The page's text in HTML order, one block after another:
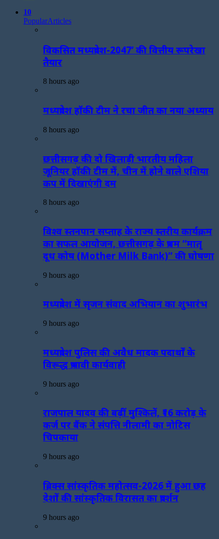
10
PopularArticles
विकसित मध्यप्रदेश-2047’ की वित्तीय रूपरेखा
तैयार
8 hours ago
मध्यप्रदेश हॉकी टीम ने रचा जीत का नया अध्याय
8 hours ago
छत्तीसगढ़ की दो खिलाड़ी भारतीय महिला
जूनियर हॉकी टीम में, चीन में होने वाले एशिया
कप में दिखाएंगी दम
8 hours ago
विश्व स्तनपान सप्ताह के राज्य स्तरीय कार्यक्रम
का सफल आयोजन, छत्तीसगढ़ के प्रथम “मातृ
दूध कोष (Mother Milk Bank)” की घोषणा
9 hours ago
मध्यप्रदेश में सृजन संवाद अभियान का शुभारंभ
9 hours ago
मध्यप्रदेश पुलिस की अवैध मादक पदार्थों के
विरूद्ध प्रभावी कार्यवाही
9 hours ago
राजपाल यादव की बढ़ीं मुश्किलें, ₹16 करोड़ के
कर्ज पर बैंक ने संपत्ति नीलामी का नोटिस
चिपकाया
9 hours ago
ब्रिक्स सांस्कृतिक महोत्सव-2026 में हुआ छह
देशों की सांस्कृतिक विरासत का प्रदर्शन
9 hours ago